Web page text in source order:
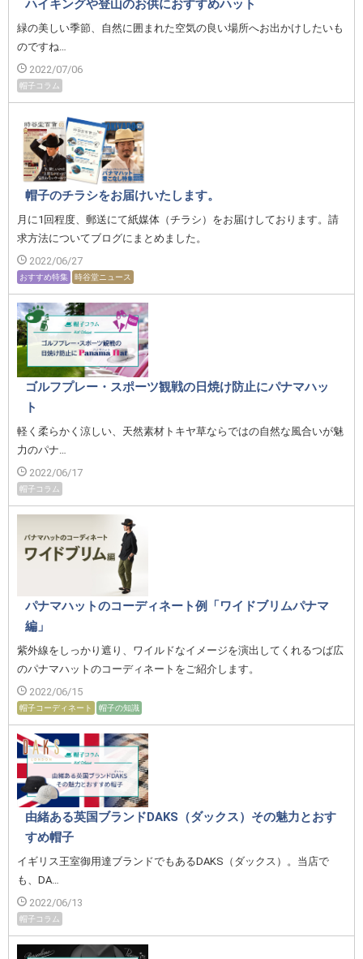
ハイキングや登山のお供におすすめハット
緑の美しい季節、自然に囲まれた空気の良い場所へお出かけしたいも
のですね…
2022/07/06
帽子コラム
帽子のチラシをお届けいたします。
月に1回程度、郵送にて紙媒体（チラシ）をお届けしております。請
求方法についてブログにまとめました。
2022/06/27
おすすめ特集 時谷堂ニュース
ゴルフプレー・スポーツ観戦の日焼け防止にパナマハッ
ト
軽く柔らかく涼しい、天然素材トキヤ草ならではの自然な風合いが魅
力のパナ…
2022/06/17
帽子コラム
パナマハットのコーディネート例「ワイドブリムパナマ
編」
紫外線をしっかり遮り、ワイルドなイメージを演出してくれるつば広
のパナマハットのコーディネートをご紹介します。
2022/06/15
帽子コーディネート 帽子の知識
由緒ある英国ブランドDAKS（ダックス）その魅力とおす
すめ帽子
イギリス王室御用達ブランドでもあるDAKS（ダックス）。当店で
も、DA…
2022/06/13
帽子コラム